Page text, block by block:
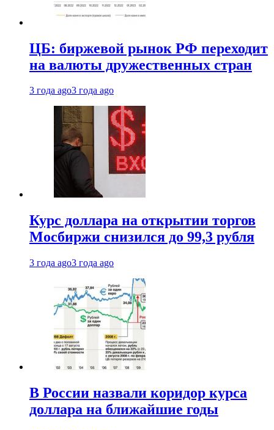
ЦБ: биржевой рынок РФ переходит
на валюты дружественных стран
3 года ago3 года ago
Курс доллара на открытии торгов
Мосбиржи снизился до 99,3 рубля
3 года ago3 года ago
В России назвали коридор курса
доллара на ближайшие годы